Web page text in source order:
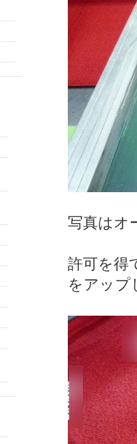
写真はオ
許可を得
をアップ